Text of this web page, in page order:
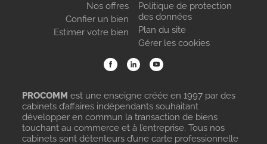
Nos offres
Confier un bien
Estimer votre bien
Politique de protection
des données
Plan du site
Gérer les cookies
PROCOMM est une enseigne créée en 1997 par des
cabinets d’affaires indépendants souhaitant
développer en commun la transaction de biens
touchant au commerce et à l’entreprise. Tous nos
cabinets sont détenteurs d’une carte professionnelle